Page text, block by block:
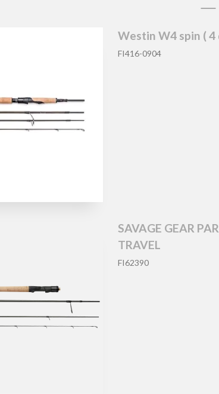
Westin W4 spin ( 4
FI416-0904
SAVAGE GEAR
TRAVEL
FI62390